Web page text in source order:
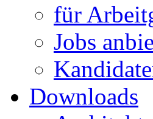
für
Jobs
Downloads